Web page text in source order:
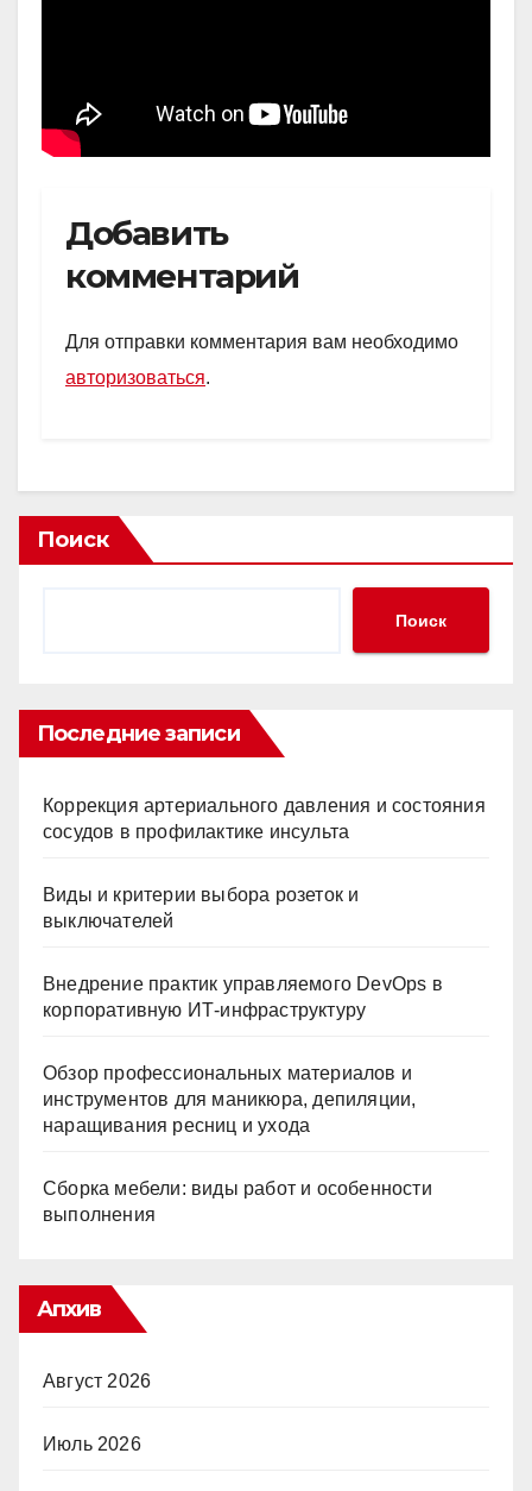
Добавить
комментарий
Для отправки комментария вам необходимо
авторизоваться.
Поиск
Поиск
Последние записи
Коррекция артериального давления и состояния
сосудов в профилактике инсульта
Виды и критерии выбора розеток и
выключателей
Внедрение практик управляемого DevOps в
корпоративную ИТ-инфраструктуру
Обзор профессиональных материалов и
инструментов для маникюра, депиляции,
наращивания ресниц и ухода
Сборка мебели: виды работ и особенности
выполнения
Апхив
Август 2026
Июль 2026